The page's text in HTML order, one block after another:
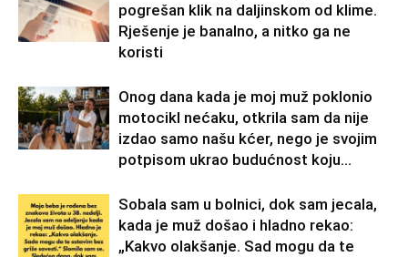
pogrešan klik na daljinskom od klime.
Rješenje je banalno, a nitko ga ne
koristi
Onog dana kada je moj muž poklonio
motocikl nećaku, otkrila sam da nije
izdao samo našu kćer, nego je svojim
potpisom ukrao budućnost koju...
Sobala sam u bolnici, dok sam jecala,
kada je muž došao i hladno rekao:
„Kakvo olakšanje. Sad mogu da te